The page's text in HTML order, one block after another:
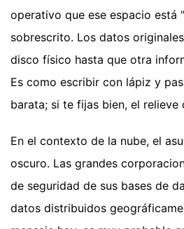
operativo que ese espacio está
sobrescrito. Los datos
disco físico hasta que otra
Es como escribir con lápiz y
barata; si te fijas bien, el relieve
En el contexto de la nube, el
oscuro. Las grandes
de seguridad de sus bases de
datos distribuidos